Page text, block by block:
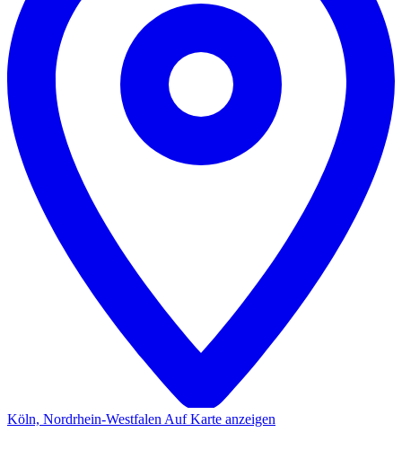
Köln, Nordrhein-Westfalen Auf Karte anzeigen